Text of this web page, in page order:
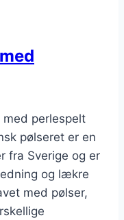
perlespelt
pølseret er en
fra Sverige og er
og lækre
med pølser,